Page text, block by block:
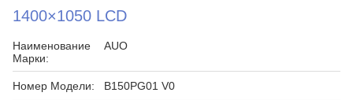
1400×1050 LCD
Наименование
Марки:
AUO
Номер Модели: B150PG01 V0